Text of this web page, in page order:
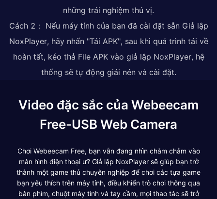
những trải nghiệm thú vị.
Cách 2： Nếu máy tính của bạn đã cài đặt sẵn Giả lập
NoxPlayer, hãy nhấn "Tải APK", sau khi quá trình tải về
hoàn tất, kéo thả File APK vào giả lập NoxPlayer, hệ
thống sẽ tự động giải nén và cài đặt.
Video đặc sắc của Webeecam
Free-USB Web Camera
Chơi Webeecam Free, bạn vẫn đang nhìn chằm chằm vào
màn hình điện thoại ư? Giả lập NoxPlayer sẽ giúp bạn trở
thành một game thủ chuyên nghiệp để chơi các tựa game
bạn yêu thích trên máy tính, điều khiển trò chơi thông qua
bàn phím, chuột máy tính và tay cầm, mọi thao tác sẽ trở